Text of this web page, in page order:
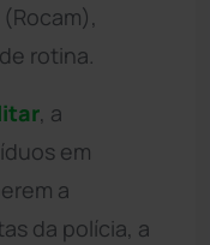
rotina.
, a
em
a
da polícia, a